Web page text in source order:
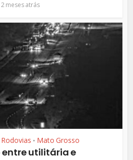
2 meses atrás
• Mato Grosso
entre utilitária e